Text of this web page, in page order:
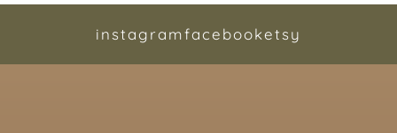
instagramfacebooketsy